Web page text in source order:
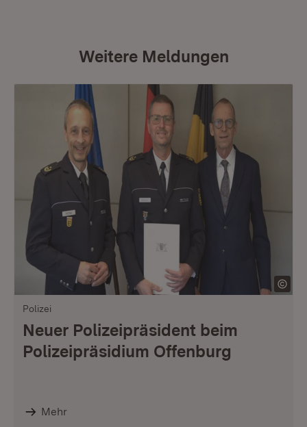
Weitere Meldungen
Polizei
Neuer Polizeipräsident beim
Polizeipräsidium Offenburg
Mehr